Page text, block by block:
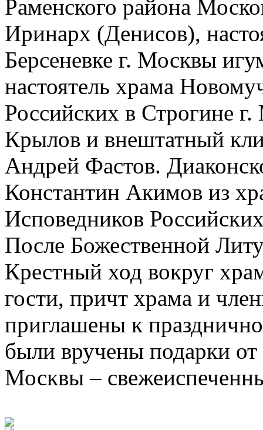
Раменского района
Иринарх (Денисов),
Берсеневке г. Москвы
настоятель храма
Российских в Строгине
Крылов и внештатный
Андрей Фастов.
Константин Акимов из
Исповедников
После Божественной
Крестный ход вокруг
гости, причт храма и
приглашены к
были вручены подарки
Москвы –